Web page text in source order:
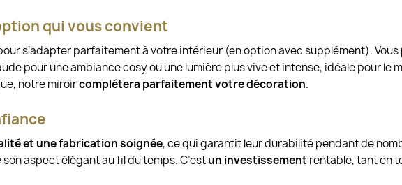
qui vous convient
s’adapter parfaitement à votre intérieur (en option avec supplément).
pour une ambiance cosy ou une lumière plus vive et intense, idéale pour le
notre miroircomplétera parfaitement votre décoration.
et une fabrication soignée, ce qui garantit leur durabilité pendant de
aspect élégant au fil du temps. C’estun investissement rentable, tant en